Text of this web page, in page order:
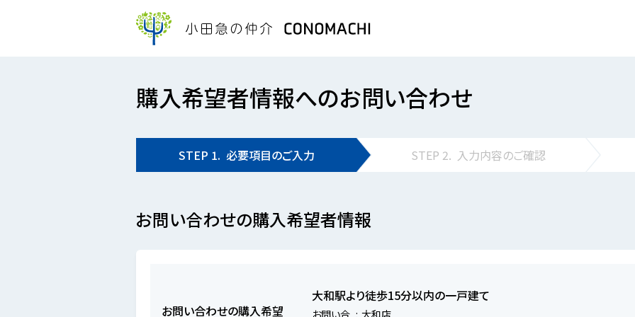
購入希望者情報へのお問い合わせ
STEP 1. 必要項目のご入力 STEP 2. 入力内容のご確認
お問い合わせの購入希望者情報
お問い合わせの購入希望
大和駅より徒歩15分以内の一戸建て